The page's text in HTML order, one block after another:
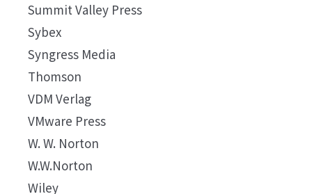
Summit Valley Press
Sybex
Syngress Media
Thomson
VDM Verlag
VMware Press
W. W. Norton
W.W.Norton
Wiley